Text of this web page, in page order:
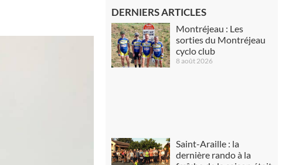
DERNIERS ARTICLES
Montréjeau : Les
sorties du Montréjeau
cyclo club
8 août 2026
Saint-Araille : la
dernière rando à la